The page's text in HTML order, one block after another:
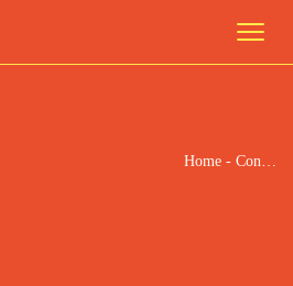
Home - Con…